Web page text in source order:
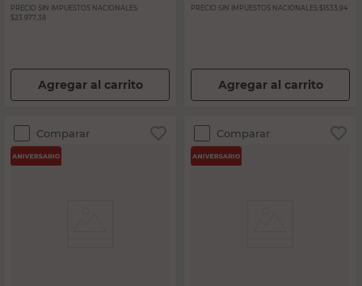
PRECIO SIN IMPUESTOS NACIONALES:
$23.977,38
Agregar al carrito
PRECIO SIN IMPUESTOS NACIONALES: $1533,94
Agregar al carrito
Comparar Comparar